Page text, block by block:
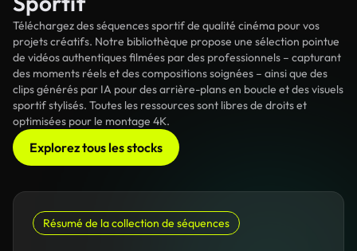
Téléchargez des séquences sportif de qualité cinéma pour vos
projets créatifs. Notre bibliothèque propose une sélection pointue
de vidéos authentiques filmées par des professionnels – capturant
des moments réels et des compositions soignées – ainsi que des
clips générés par IA pour des arrière-plans en boucle et des visuels
sportif stylisés. Toutes les ressources sont libres de droits et
optimisées pour le montage 4K.
Explorez tous les stocks
Résumé de la collection de séquences